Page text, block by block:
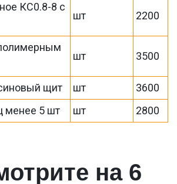
КС0.8-8 с
шт 2200
шт 3500
щит шт
3600
менее 5 шт
шт 2800
на 6